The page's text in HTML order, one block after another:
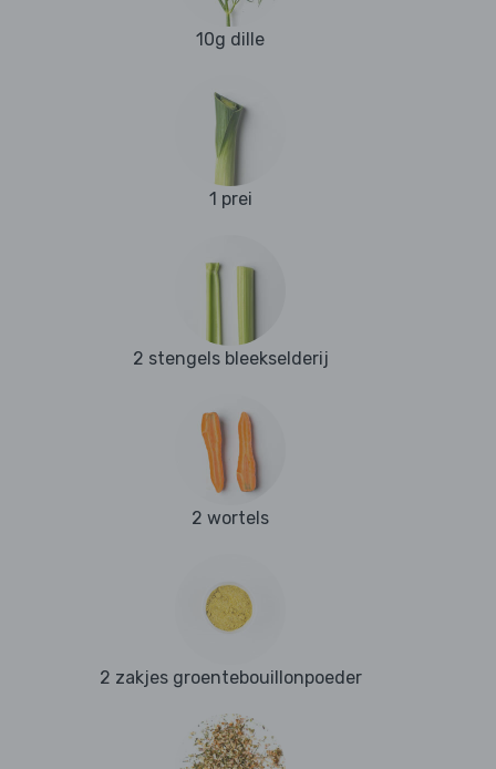
10g dille
1 prei
2 stengels bleekselderij
2 wortels
2 zakjes groentebouillonpoeder